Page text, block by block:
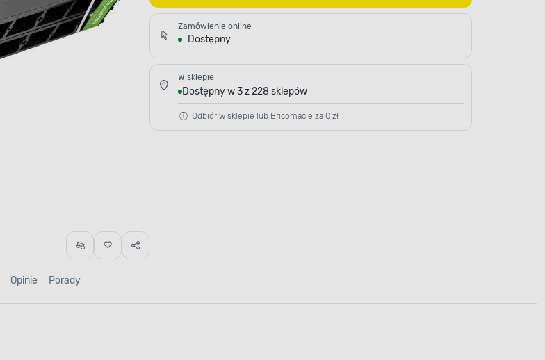
Zamówienie online
Dostępny
W sklepie
Dostępny w 3 z 228 sklepów
Odbiór w sklepie lub Bricomacie za 0 zł
Opinie Porady